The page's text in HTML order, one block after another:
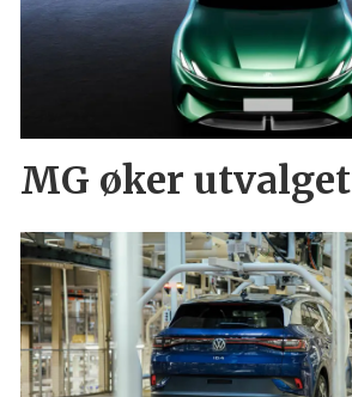
MG øker utvalget